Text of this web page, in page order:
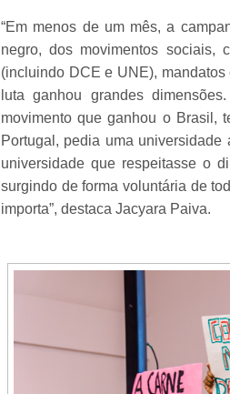
“Em menos de um mês, a
negro, dos movimentos sociais,
(incluindo DCE e UNE),
luta ganhou grandes
movimento que ganhou o Brasil,
Portugal, pedia uma
universidade que respeitasse o
surgindo de forma voluntária de
importa”, destaca Jacyara Paiva.